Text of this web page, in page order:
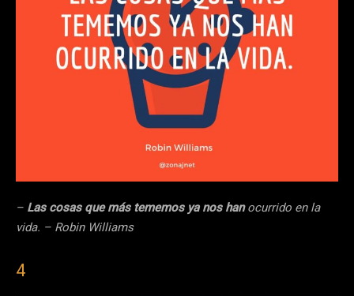
– Las cosas que más tememos ya nos hanocurrido en la
vida. – Robin Williams
4